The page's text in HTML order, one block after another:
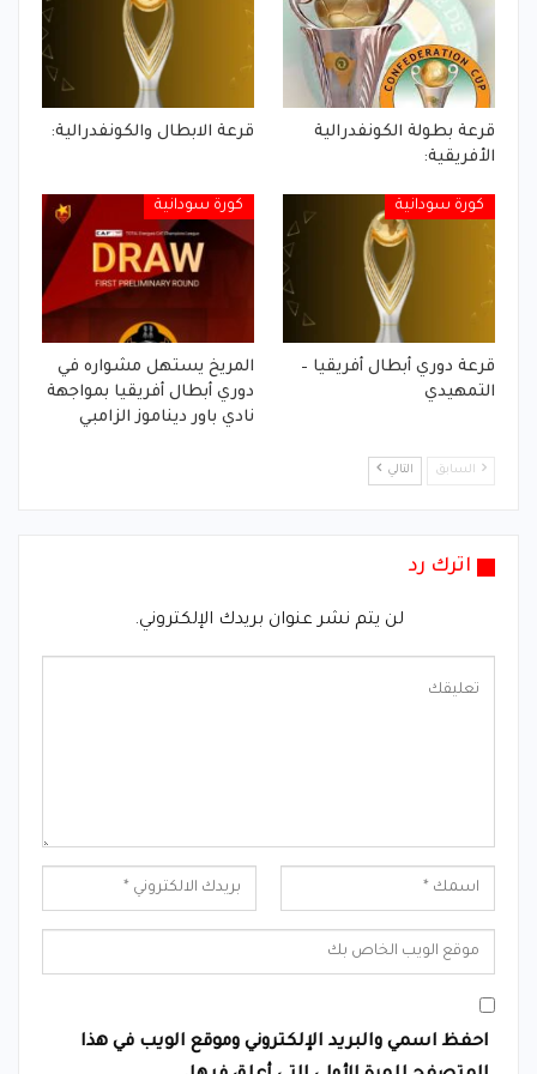
قرعة بطولة الكونفدرالية
الأفريقية:
قرعة الابطال والكونفدرالية:
كورة سودانية
قرعة دوري أبطال أفريقيا –
التمهيدي
كورة سودانية
المريخ يستهل مشواره في
دوري أبطال أفريقيا بمواجهة
نادي باور ديناموز الزامبي
السابق التالي
اترك رد
لن يتم نشر عنوان بريدك الإلكتروني.
احفظ اسمي والبريد الإلكتروني وموقع الويب في هذا